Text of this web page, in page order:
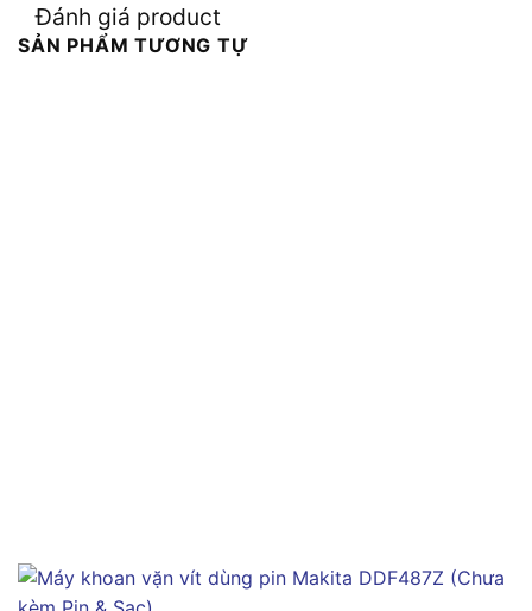
Đánh giá product
SẢN PHẨM TƯƠNG TỰ